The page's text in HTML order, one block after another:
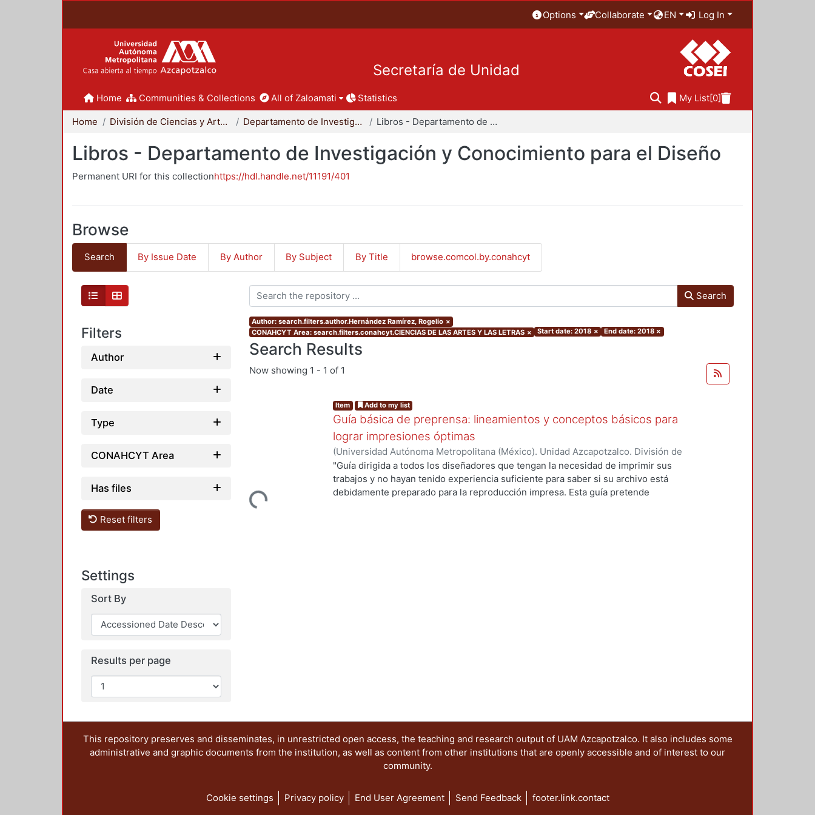
Options Collaborate EN Log In
Secretaría de Unidad
Home Communities & Collections All of Zaloamati Statistics My List[0]
Home División de Ciencias y Artes para el Diseño Departamento de Investigación y Conocimiento para el Diseño Libros - Departamento de Investigación y Conocimiento para el Diseño
Libros - Departamento de Investigación y Conocimiento para el Diseño
Permanent URI for this collectionhttps://hdl.handle.net/11191/401
Browse
Search By Issue Date By Author By Subject By Title browse.comcol.by.conahcyt
Filters
Author
Date
Type
CONAHCYT Area
Has files
Reset filters
Settings
Sort By
Results per page
Search
Author: search.filters.author.Hernández Ramírez, Rogelio ×
CONAHCYT Area: search.filters.conahcyt.CIENCIAS DE LAS ARTES Y LAS LETRAS × Start date: 2018 × End date: 2018 ×
Search Results
Now showing 1 - 1 of 1
Loading...
Item Add to my list
Guía básica de preprensa: lineamientos y conceptos básicos para
lograr impresiones óptimas
(Universidad Autónoma Metropolitana (México). Unidad Azcapotzalco. División de
Ciencias y Artes para el Diseño. Departamento de Investigación y Conocimiento
2018)Hernández Ramírez, Rogelio
"Guía dirigida a todos los diseñadores que tengan la necesidad de imprimir sus
trabajos y no hayan tenido experiencia suficiente para saber si su archivo está
debidamente preparado para la reproducción impresa. Esta guía pretende
This repository preserves and disseminates, in unrestricted open access, the teaching and research output of UAM Azcapotzalco. It also includes some
administrative and graphic documents from the institution, as well as content from other institutions that are openly accessible and of interest to our
community.
Cookie settings Privacy policy End User Agreement Send Feedback footer.link.contact